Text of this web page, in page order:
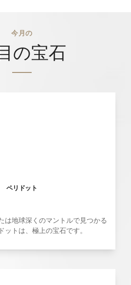
今月の
の宝石
ペリドット
は地球深くのマントルで見つかる
ットは、極上の宝石です。